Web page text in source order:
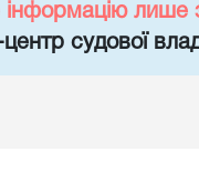
лише
судової